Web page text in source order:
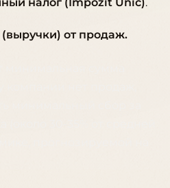
налог (Impozit Unic).
(выручки) от продаж.